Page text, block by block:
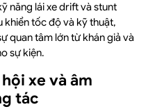
năng lái xe drift và stunt
khiển tốc độ và kỹ thuật,
quan tâm lớn từ khán giả và
sự kiện.
xe và âm
tác